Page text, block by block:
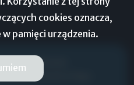
© 2026
Galactica Virgo
cookies oznacza,
w pamięci urządzenia.